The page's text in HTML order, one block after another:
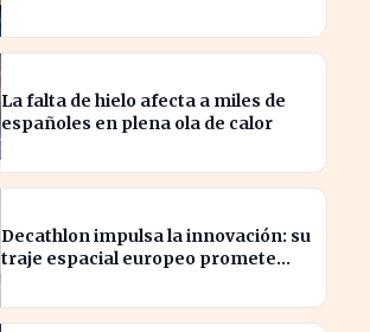
La falta de hielo afecta a miles de
españoles en plena ola de calor
Decathlon impulsa la innovación: su
traje espacial europeo promete